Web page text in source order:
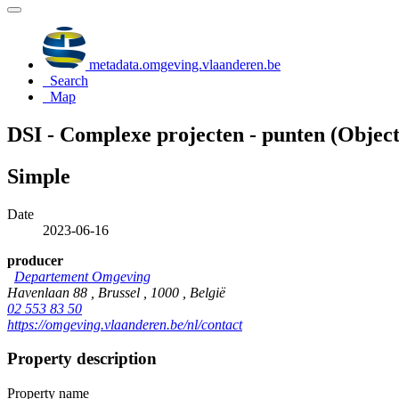
metadata.omgeving.vlaanderen.be
Search
Map
DSI - Complexe projecten - punten
Simple
Date
2023-06-16
producer
Departement Omgeving
Havenlaan 88 , Brussel , 1000 , België
02 553 83 50
https://omgeving.vlaanderen.be/nl/contact
Property description
Property name